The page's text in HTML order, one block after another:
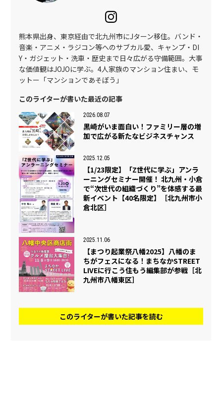
熊本県出身、東京経由で北九州市にJターン移住。バンド・
音楽・アニメ・ラジコン等へのサブカル愛、キャンプ・DI
Y・ガジェット・洗車・歴史まで日々広がる守備範囲。大事
な価値観はJOJOに学ぶ。4人家族のマンション住まい、モ
ットー「マンションであそぼう」
このライターが書いた最近の記事
2026.08.07
黒崎がいま面白い！ファミリー層の増
加で広がる新たなビジネスチャンス
2025.12.05
【1/23限定】「Z世代に学ぶ」アンラ
ーニングセミナー開催！ 北九州・小倉
で“次世代の組織づくり”を体感する最
新イベント【40名限定】［北九州市小
倉北区］
2025.11.06
【まつり起業祭八幡2025】八幡のま
ちがフェスになる！まちなかSTREET
LIVEに行こう住もう編集部が参戦［北
九州市八幡東区］
このライターが書いた記事を読む